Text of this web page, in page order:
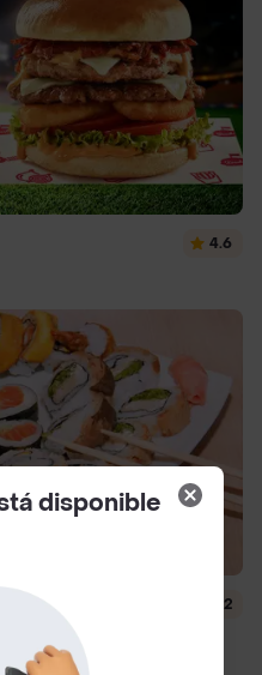
4.6
4.2
disponible